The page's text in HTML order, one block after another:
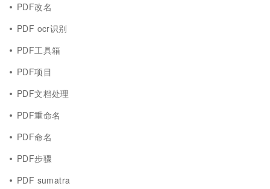
PDF改名
PDF ocr识别
PDF工具箱
PDF项目
PDF文档处理
PDF重命名
PDF命名
PDF步骤
PDF sumatra